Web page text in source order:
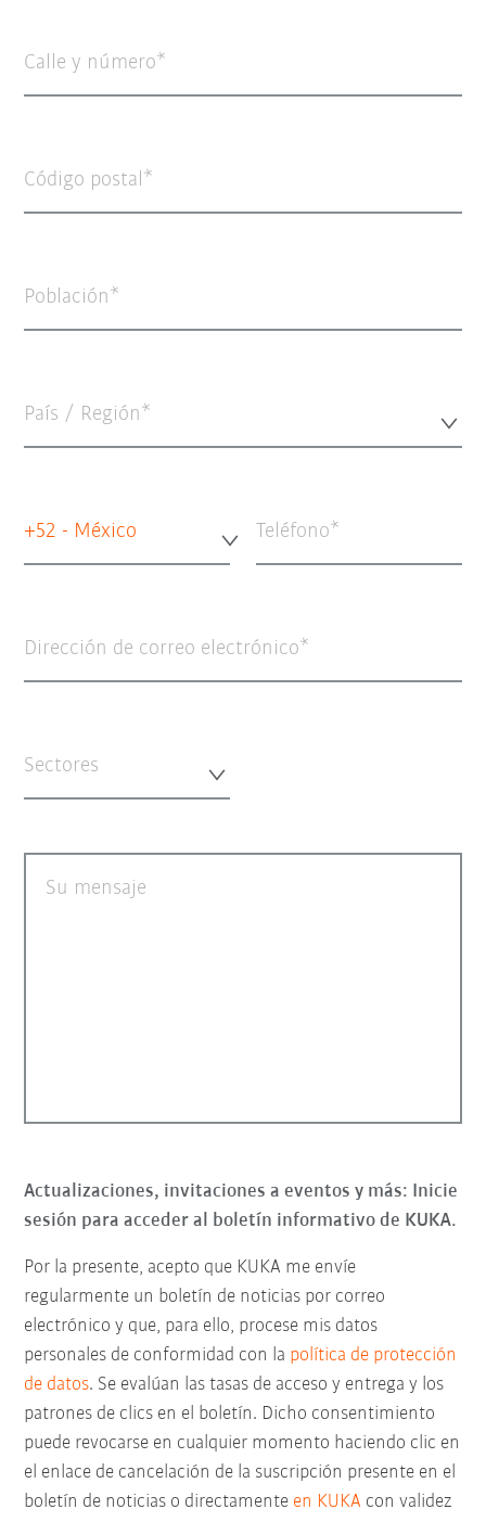
Calle y número
Código postal
Población
País / Región*
+52 - México Teléfono
Dirección de correo electrónico
Sectores
Su mensaje
Actualizaciones, invitaciones a eventos y más: Inicie
sesión para acceder al boletín informativo de KUKA.
Por la presente, acepto que KUKA me envíe
regularmente un boletín de noticias por correo
electrónico y que, para ello, procese mis datos
personales de conformidad con la política de protección
de datos. Se evalúan las tasas de acceso y entrega y los
patrones de clics en el boletín. Dicho consentimiento
puede revocarse en cualquier momento haciendo clic en
el enlace de cancelación de la suscripción presente en el
boletín de noticias o directamente en KUKA con validez